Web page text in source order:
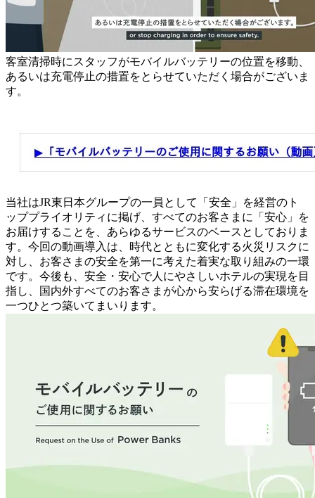
客室清掃時にスタッフがモバイルバッテリーの位置を移動、
あるいは充電停止の措置をとらせていただく場合がございま
す。
当社はJR東日本グループの一員として「安全」を経営のト
ッププライオリティに掲げ、すべてのお客さまに「安心」を
お届けすることを、あらゆるサービスのベースとしておりま
す。今回の動画導入は、時代とともに変化する火災リスクに
対し、お客さまの安全を第一に考えた着実な取り組みの一環
です。今後も、安全・安心で人にやさしいホテルの実現を目
指し、国内外すべてのお客さまが心から安らげる滞在環境を
一つひとつ築いてまいります。